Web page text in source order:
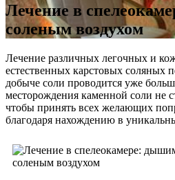
Лечение в
соленым воздухом
Лечение различных легочных и
естественных карстовых соляных
добыче соли проводится уже
месторождения каменной соли не
чтобы принять всех желающих
благодаря нахождению в